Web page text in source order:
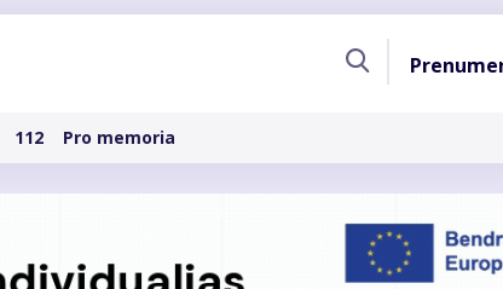
112 Pro memoria